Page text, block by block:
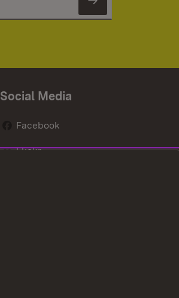
Newsletter
Social Media
Facebook
Flickr